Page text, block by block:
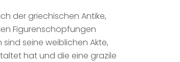
der griechischen Antike,
Figurenschöpfungen
seine weiblichen Akte,
hat und die eine grazile